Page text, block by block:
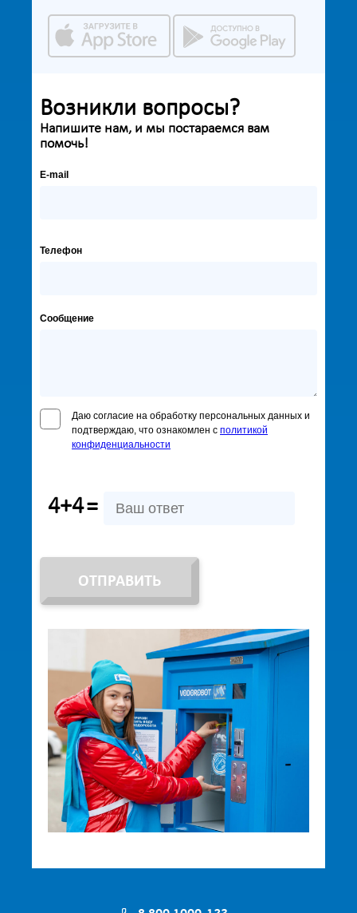
Возникли вопросы?
Напишите нам, и мы постараемся вам
помочь!
E-mail
Телефон
Сообщение
Даю согласие на обработку персональных данных и
подтверждаю, что ознакомлен с политикой
конфиденциальности
4+4=
ОТПРАВИТЬ